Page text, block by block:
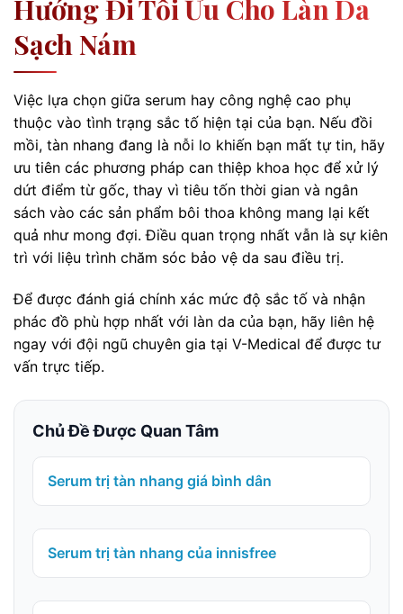
Hướng Đi Tối Ưu Cho Làn Da
Sạch Nám
Việc lựa chọn giữa serum hay công nghệ cao phụ
thuộc vào tình trạng sắc tố hiện tại của bạn. Nếu đồi
mồi, tàn nhang đang là nỗi lo khiến bạn mất tự tin, hãy
ưu tiên các phương pháp can thiệp khoa học để xử lý
dứt điểm từ gốc, thay vì tiêu tốn thời gian và ngân
sách vào các sản phẩm bôi thoa không mang lại kết
quả như mong đợi. Điều quan trọng nhất vẫn là sự kiên
trì với liệu trình chăm sóc bảo vệ da sau điều trị.
Để được đánh giá chính xác mức độ sắc tố và nhận
phác đồ phù hợp nhất với làn da của bạn, hãy liên hệ
ngay với đội ngũ chuyên gia tại V-Medical để được tư
vấn trực tiếp.
Chủ Đề Được Quan Tâm
Serum trị tàn nhang giá bình dân
Serum trị tàn nhang của innisfree